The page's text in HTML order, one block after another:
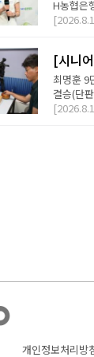
H농협은
[2026.8.1
[시니
최명훈 9
결승(단
[2026.8.1
개인정보처리방